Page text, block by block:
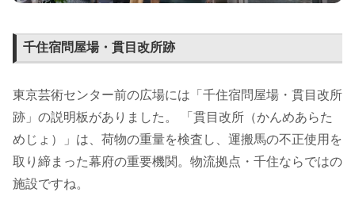
千住宿問屋場・貫目改所跡
東京芸術センター前の広場には「千住宿問屋場・貫目改所
跡」の説明板がありました。 「貫目改所（かんめあらた
めじょ）」は、荷物の重量を検査し、運搬馬の不正使用を
取り締まった幕府の重要機関。物流拠点・千住ならではの
施設ですね。